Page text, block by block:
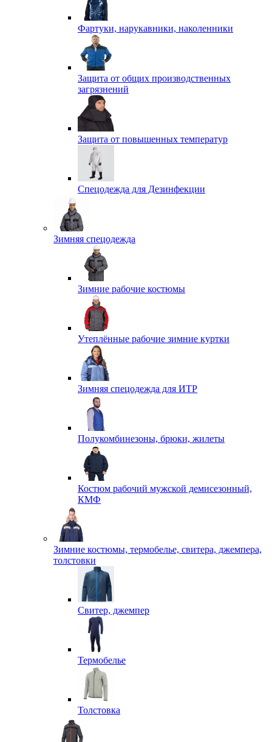
Фартуки, нарукавники, наколенники
Защита от общих производственных
загрязнений
Защита от повышенных температур
Спецодежда для Дезинфекции
Зимняя спецодежда
Зимние рабочие костюмы
Утеплённые рабочие зимние куртки
Зимняя спецодежда для ИТР
Полукомбинезоны, брюки, жилеты
Костюм рабочий мужской демисезонный,
КМФ
Зимние костюмы, термобелье, свитера, джемпера,
толстовки
Свитер, джемпер
Термобелье
Толстовка